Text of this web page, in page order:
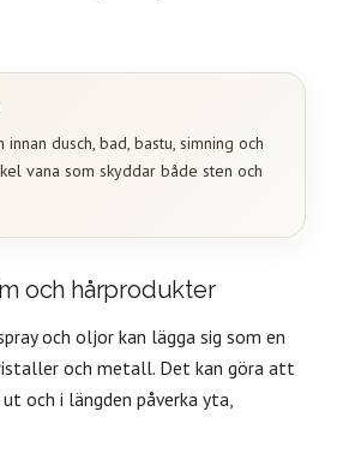
innan dusch, bad, bastu, simning och
vana som skyddar både sten och
och hårprodukter
och oljor kan lägga sig som en
och metall. Det kan göra att
och i längden påverka yta,